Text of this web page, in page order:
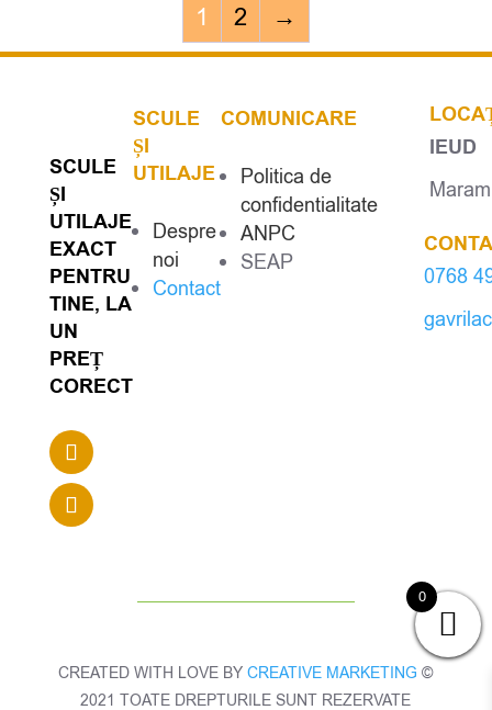
1 2 →
SCULE
ȘI
UTILAJE
EXACT
PENTRU
TINE, LA
UN
PREȚ
CORECT
SCULE
ȘI
UTILAJE
Despre
noi
Contact
COMUNICARE
Politica de
confidentialitate
ANPC
SEAP
IEUD
0768
CREATED WITH LOVE BYCREATIVE MARKETING ©
2021 TOATE DREPTURILE SUNT REZERVATE
0